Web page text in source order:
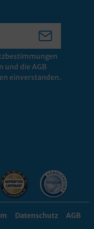
und die AGB
einverstanden.
Datenschutz AGB